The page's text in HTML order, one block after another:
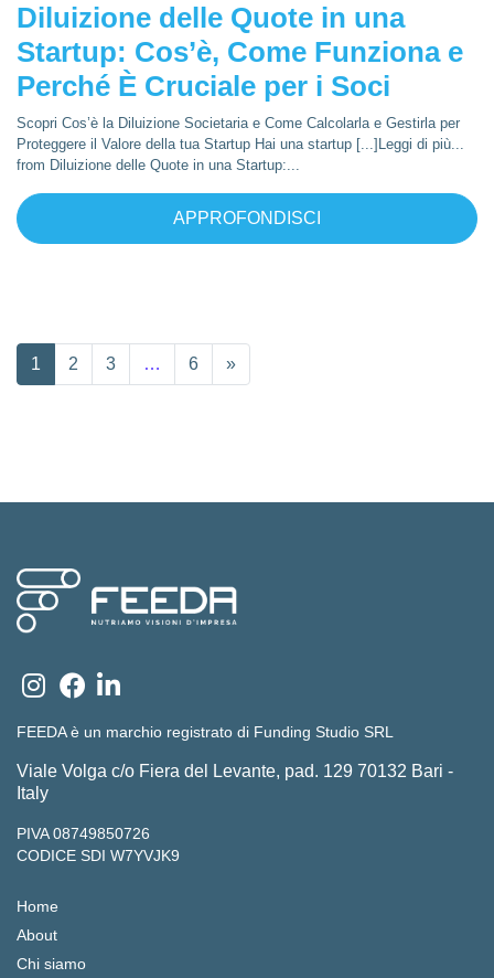
Diluizione delle Quote in una
Startup: Cos’è, Come Funziona e
Perché È Cruciale per i Soci
Scopri Cos’è la Diluizione Societaria e Come Calcolarla e Gestirla per
Proteggere il Valore della tua Startup Hai una startup [...]Leggi di più...
from Diluizione delle Quote in una Startup:...
APPROFONDISCI
1 2 3 … 6 »
FEEDA è un marchio registrato di Funding Studio SRL
Viale Volga c/o Fiera del Levante, pad. 129 70132 Bari -
Italy
PIVA 08749850726
CODICE SDI W7YVJK9
Home
About
Chi siamo